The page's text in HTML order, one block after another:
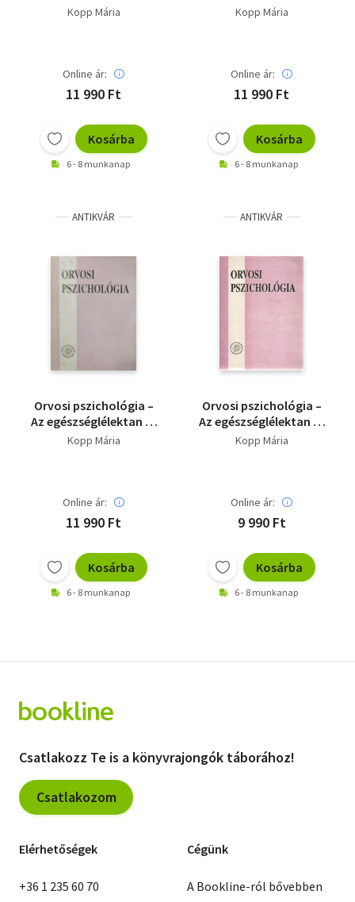
a magatartásorvoslás
Kopp Mária
Online ár:
11 990 Ft
Kosárba
6 - 8 munkanap
a magatartásorvoslás
Kopp Mária
Online ár:
11 990 Ft
Kosárba
6 - 8 munkanap
ANTIKVÁR
Orvosi pszichológia –
Az egészséglélektan és
a magatartásorvoslás
Kopp Mária
Online ár:
11 990 Ft
Kosárba
6 - 8 munkanap
ANTIKVÁR
Orvosi pszichológia –
Az egészséglélektan és
a magatartásorvoslás
Kopp Mária
Online ár:
9 990 Ft
Kosárba
6 - 8 munkanap
Csatlakozz Te is a könyvrajongók táborához!
Csatlakozom
Elérhetőségek
+36 1 235 60 70
Cégünk
A Bookline-ról bővebben